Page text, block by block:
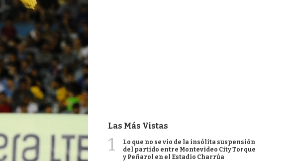
Las Más Vistas
1
Lo que no se vio de la insólita suspensión
del partido entre Montevideo City Torque
y Peñarol en el Estadio Charrúa